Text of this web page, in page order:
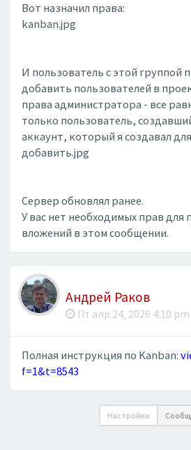
Вот назначил права:
kanban.jpg
И пользователь с этой группой
добавить пользователей в
права администратора - все
только пользователь,
аккаунт, который я создавал
добавить.jpg
Сервер обновлял ранее.
У вас нет необходимых прав для
вложений в этом сообщении.
Андрей Раков
Пт апр 24, 2026 4:10 pm
Полная инструкция по Kanban:
f=1&t=8543
Настройки